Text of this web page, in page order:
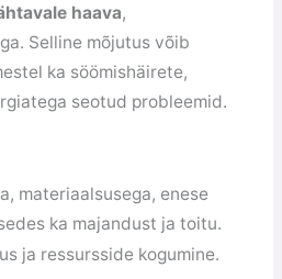
haava,
Selline mõjutus võib
ka söömishäirete,
seotud probleemid.
materiaalsusega, enese
ka majandust ja toitu.
ja ressursside kogumine.